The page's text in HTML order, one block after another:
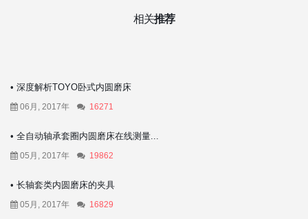
相关推荐
• 深度解析TOYO卧式内圆磨床
06月, 2017年 16271
• 全自动轴承套圈内圆磨床在线测量...
05月, 2017年 19862
• 长轴套类内圆磨床的夹具
05月, 2017年 16829